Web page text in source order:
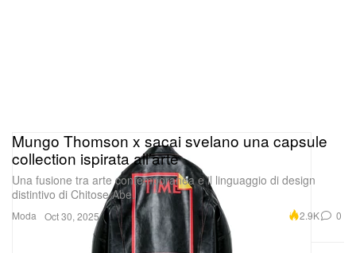
Moda
Mungo Thomson x sacai svelano una capsule
collection ispirata all’arte
Una fusione tra arte contemporanea e il linguaggio di design
distintivo di Chitose Abe.
Oct 30, 2025 2.9K 0